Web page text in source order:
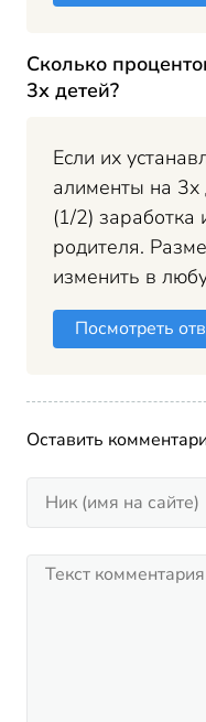
Сколько
3х детей?
Если их
алименты на 3х
(1/2) заработка
родителя.
изменить в
Посмотреть
Оставить